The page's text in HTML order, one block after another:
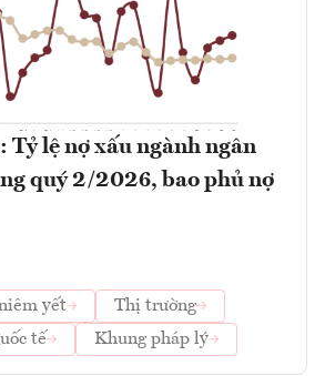
Tỷ lệ nợ xấu ngành ngân
quý 2/2026, bao phủ nợ
yết
Thị trường
tế Khung pháp lý